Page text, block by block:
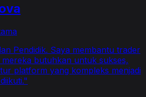
Pendidik. Saya membantu trader
mereka butuhkan untuk sukses,
platform yang kompleks menjadi
"